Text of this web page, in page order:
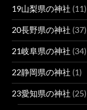
19山梨県の神社 (11)
20長野県の神社 (37)
21岐阜県の神社 (34)
22静岡県の神社 (1)
23愛知県の神社 (25)